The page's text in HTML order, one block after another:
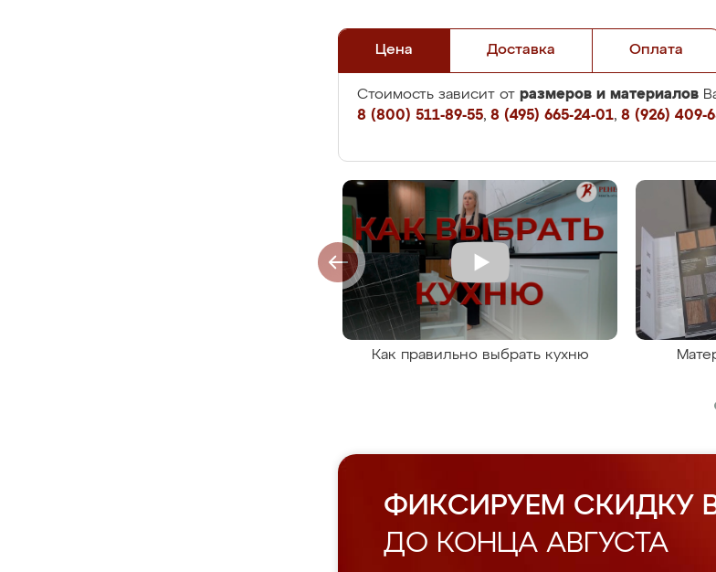
Цена Доставка Оплата
Стоимость зависит от размеров и материалов
8 (800) 511-89-55, 8 (495) 665-24-01, 8 (926) 409-
Как правильно выбрать кухню
ФИКСИРУЕМ СКИДКУ
ДО КОНЦА АВГУСТА